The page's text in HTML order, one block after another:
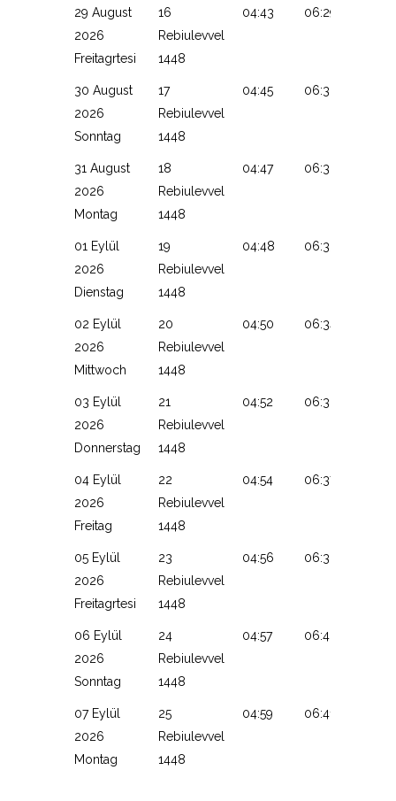
29 August
2026
Freitagrtesi
16
Rebiulevvel
1448
04:43 06:29
30 August
2026
Sonntag
17
Rebiulevvel
1448
04:45 06:30
31 August
2026
Montag
18
Rebiulevvel
1448
04:47 06:32
01 Eylül
2026
Dienstag
19
Rebiulevvel
1448
04:48 06:33
02 Eylül
2026
Mittwoch
20
Rebiulevvel
1448
04:50 06:34
03 Eylül
2026
Donnerstag
21
Rebiulevvel
1448
04:52 06:36
04 Eylül
2026
Freitag
22
Rebiulevvel
1448
04:54 06:37
05 Eylül
2026
Freitagrtesi
23
Rebiulevvel
1448
04:56 06:38
06 Eylül
2026
Sonntag
24
Rebiulevvel
1448
04:57 06:40
07 Eylül
2026
Montag
25
Rebiulevvel
1448
04:59 06:41